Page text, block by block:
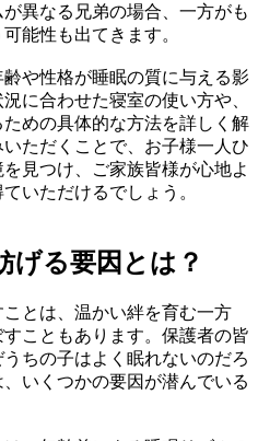
異なる兄弟の場合、一方がも
能性も出てきます。
や性格が睡眠の質に与える影
に合わせた寝室の使い方や、
めの具体的な方法を詳しく解
ただくことで、お子様一人ひ
見つけ、ご家族皆様が心地よ
いただけるでしょう。
げる要因とは？
とは、温かい絆を育む一方
こともあります。保護者の皆
ちの子はよく眠れないのだろ
いくつかの要因が潜んでいる